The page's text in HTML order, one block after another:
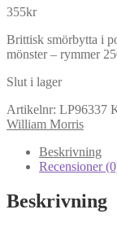
355kr
Brittisk smörbytta i
mönster – rymmer
Slut i lager
Artikelnr: LP96337
William Morris
Beskrivning
Recensioner
Beskrivning